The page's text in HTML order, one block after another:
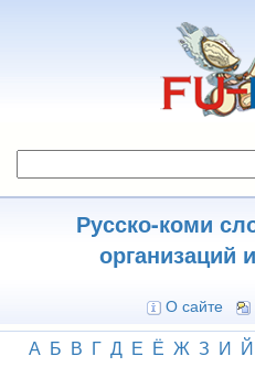
Русско-коми
организаций
О сайте
А Б В Г Д Е Ё Ж З И Й